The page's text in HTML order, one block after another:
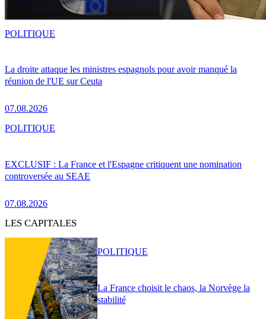
La droite attaque les ministres espagnols pour avoir manqué la
réunion de l'UE sur Ceuta
07.08.2026
POLITIQUE
EXCLUSIF : La France et l'Espagne critiquent une nomination
controversée au SEAE
07.08.2026
POLITIQUE
LES CAPITALES
La France choisit le chaos, la Norvège la
stabilité
POLITIQUE